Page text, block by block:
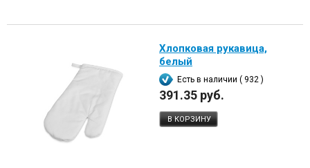
Хлопковая рукавица,
белый
Есть в наличии ( 932 )
391.35 руб.
В КОРЗИНУ